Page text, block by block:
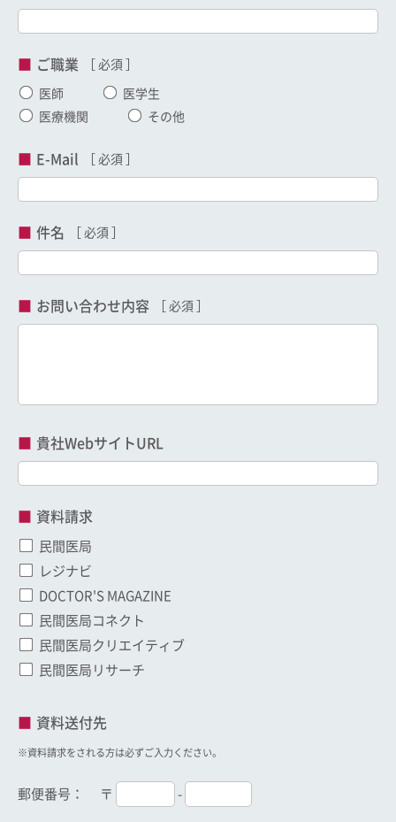
ご職業
医師
医学生
医療機関
その他
E-Mail
件名
お問い合わせ内容
貴社WebサイトURL
資料請求
民間医局
レジナビ
DOCTOR'S MAGAZINE
民間医局コネクト
民間医局クリエイティブ
民間医局リサーチ
資料送付先
※資料請求をされる方は必ずご入力ください。
郵便番号： 〒 -